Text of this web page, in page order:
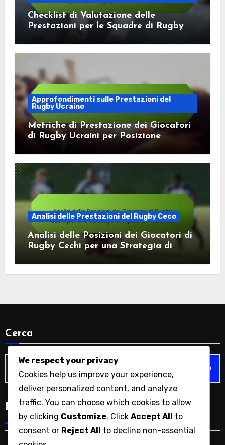
Checklist di Valutazione delle
Prestazioni per le Squadre di Rugby
Approfondimenti sulle Prestazioni del
Rugby Ucraino
Metriche di Prestazione dei Giocatori
di Rugby Ucraini per Posizione
Analisi delle Prestazioni del Rugby Ceco
Analisi delle Posizioni dei Giocatori di
Rugby Cechi per una Strategia di
Cerca
Search
Language
We respect your privacy
Cookies help us improve your experience,
deliver personalized content, and analyze
traffic. You can choose which cookies to allow
by clicking Customize. Click Accept All to
consent or Reject All to decline non-essential